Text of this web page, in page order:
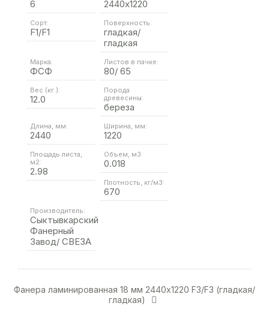
6 2440х1220
Сорт:
F1/F1
Поверхность:
гладкая/
гладкая
Марка:
ФСФ
Листов в пачке:
80/ 65
Вес (кг.):
12.0
Порода
древесины:
береза
Длина, мм:
2440
Ширина, мм:
1220
Площадь листа,
м2:
2.98
Объем, м3:
0.018
Плотность, кг/м3:
670
Производитель:
Сыктывкарский
Фанерный
Завод/ СВЕЗА
Фанера ламинированная 18 мм 2440х1220 F3/F3 (гладкая/
гладкая)